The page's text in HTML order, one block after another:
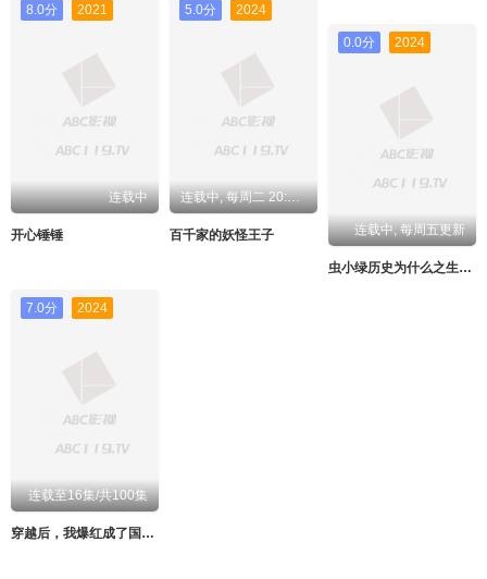
8.0分 2021
连载中
开心锤锤
5.0分 2024
连载中, 每周二 20:00更新
百千家的妖怪王子
0.0分 2024
连载中, 每周五更新
虫小绿历史为什么之生活篇
7.0分 2024
连载至16集/共100集
穿越后，我爆红成了国民闺女动态漫画